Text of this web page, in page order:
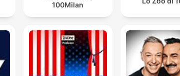
100Milan